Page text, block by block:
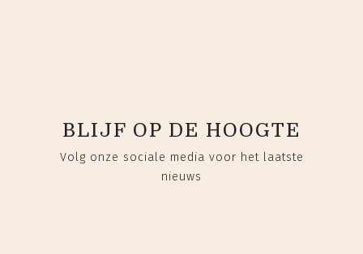
BLIJF OP DE HOOGTE
Volg onze sociale media voor het laatste
nieuws